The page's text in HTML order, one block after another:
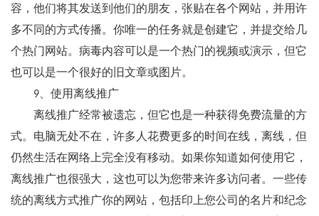
容，他们将其发送到他们的朋友，张贴在各个网站，并用许
多不同的方式传播。你唯一的任务就是创建它，并提交给几
个热门网站。病毒内容可以是一个热门的视频或演示，但它
也可以是一个很好的旧文章或图片。
9、使用离线推广
离线推广经常被遗忘，但它也是一种获得免费流量的方
式。电脑无处不在，许多人花费更多的时间在线，离线，但
仍然生活在网络上完全没有移动。如果你知道如何使用它，
离线推广也很强大，这也可以为您带来许多访问者。一些传
统的离线方式推广你的网站，包括印上您公司的名片和纪念